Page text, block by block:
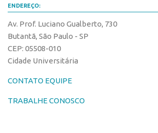
Edição 2021
Edição 2019
Edição 2017
Propriedade Intelectual
ENDEREÇO:
Av. Prof. Luciano Gualberto, 730
Butantã, São Paulo - SP
CEP: 05508-010
Cidade Universitária
CONTATO EQUIPE
TRABALHE CONOSCO